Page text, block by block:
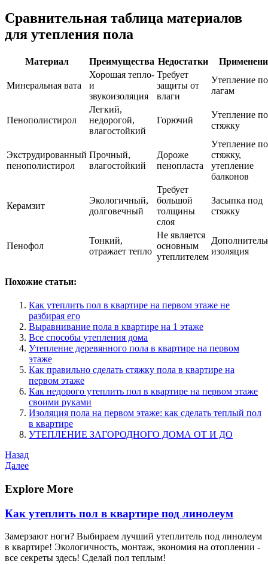
Сравнительная таблица материалов
для утепления пола
Материал Преимущества Недостатки
Минеральная вата
Хорошая тепло-
и
звукоизоляция
Требует
защиты от
влаги
Утепление по
лагам
Пенополистирол
Легкий,
недорогой,
влагостойкий
Горючий
Утепление
стяжку
Экструдированный
пенополистирол
Прочный,
влагостойкий
Дороже
пенопласта
Утепление
стяжку,
утепление
балконов
Керамзит
Экологичный,
долговечный
Требует
большой
толщины
слоя
Засыпка под
стяжку
Пенофол
Тонкий,
отражает тепло
Не является
основным
утеплителем
изоляция
Похожие статьи:
Как утеплить пол в квартире на первом этаже не
разбирая его
Выравнивание пола в квартире на 1 этаже
Все способы утепления дома
Утепление деревянного пола в квартире на первом
этаже
Как правильно сделать стяжку пола в квартире на
первом этаже
Как недорого утеплить пол в квартире на первом этаже
своими руками
Изоляция пола на первом этаже: как сделать теплый пол
в квартире
УТЕПЛЕНИЕ ЗАГОРОДНОГО ДОМА ОТ И ДО
Навигация
по
записям
Предыдущая
запись
Назад
Следующая
Далее
Explore More
Как утеплить пол в квартире под линолеум
Замерзают ноги? Выбираем лучший утеплитель под линолеум
в квартире! Экологичность, монтаж, экономия на отоплении -
все секреты здесь! Сделай пол теплым!